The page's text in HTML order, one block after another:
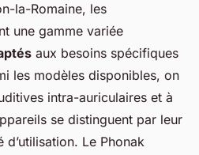
la-Romaine, les
une gamme variée
aux besoins spécifiques
les modèles disponibles, on
intra-auriculaires et à
se distinguent par leur
Le Phonak